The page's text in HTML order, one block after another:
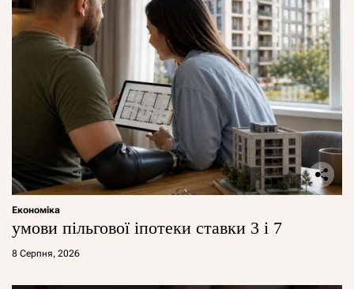
Економіка
умови пільгової іпотеки ставки 3 і 7
8 Серпня, 2026